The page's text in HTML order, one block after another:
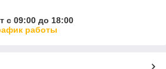
с 09:00 до 18:00
работы